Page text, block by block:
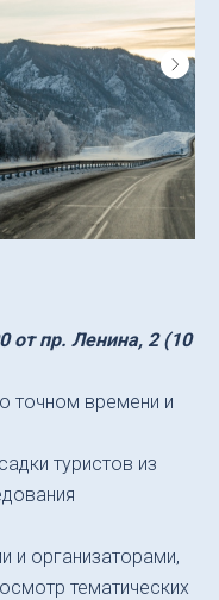
от пр. Ленина, 2 (10
точном времени и
туристов из
и организаторами,
тематических